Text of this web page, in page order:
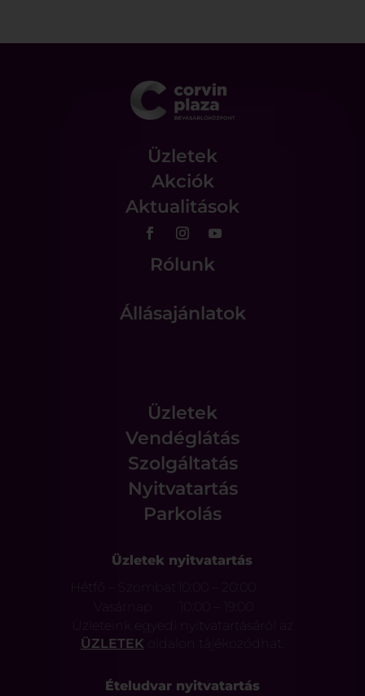
Üzletek
Akciók
Aktualitások
Rólunk
Állásajánlatok
Üzletek
Vendéglátás
Szolgáltatás
Nyitvatartás
Parkolás
Üzletek nyitvatartás
Hétfő – Szombat
10:00 – 20:00
Vasárnap
Üzleteink egyedi nyitvatartásáról az
ÜZLETEK oldalon tájékozódhat.
Ételudvar nyitvatartás